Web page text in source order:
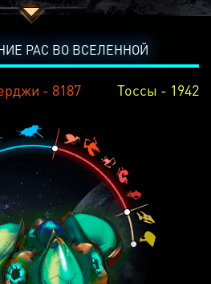
РАС ВО ВСЕЛЕННОЙ
- 8187 Тоссы - 1942